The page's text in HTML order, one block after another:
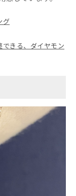
グ
きる、ダイヤモン